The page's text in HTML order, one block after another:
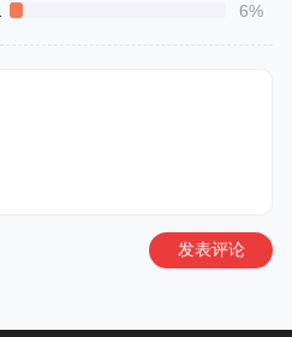
6%
发表评论